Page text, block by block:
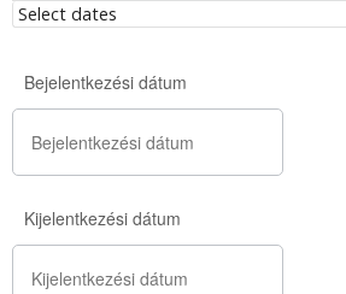
Select dates
Bejelentkezési dátum
Kijelentkezési dátum